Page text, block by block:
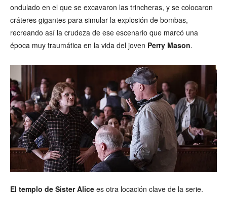
ondulado en el que se excavaron las trincheras, y se colocaron
cráteres gigantes para simular la explosión de bombas,
recreando así la crudeza de ese escenario que marcó una
época muy traumática en la vida del joven Perry Mason.
El templo de Sister Alice es otra locación clave de la serie.